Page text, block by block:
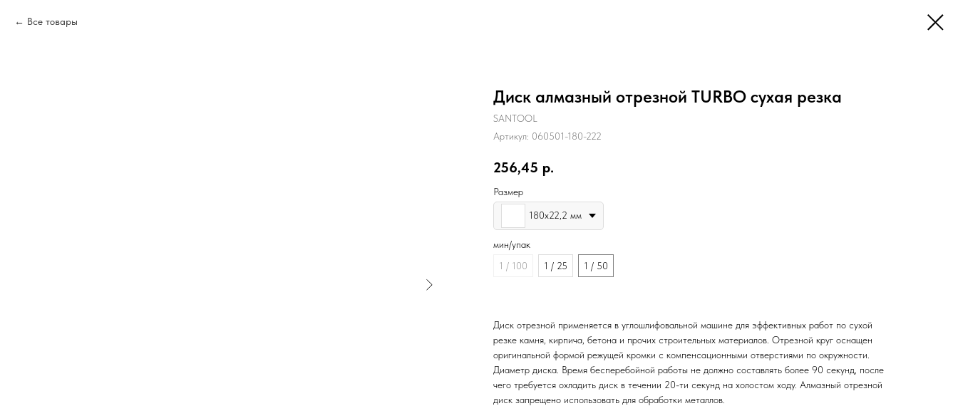
Все товары
Диск алмазный отрезной TURBO сухая резка
SANTOOL
Артикул: 060501-180-222
256,45 р.
Размер
180х22,2 мм
мин/упак
1 / 100
1 / 25 1 / 50
Диск отрезной применяется в углошлифовальной машине для эффективных работ по сухой
резке камня, кирпича, бетона и прочих строительных материалов. Отрезной круг оснащен
оригинальной формой режущей кромки с компенсационными отверстиями по окружности.
Диаметр диска. Время бесперебойной работы не должно составлять более 90 секунд, после
чего требуется охладить диск в течении 20-ти секунд на холостом ходу. Алмазный отрезной
диск запрещено использовать для обработки металлов.